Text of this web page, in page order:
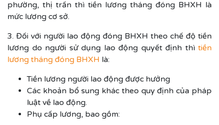
phường, thị trấn thì tiền lương tháng đóng BHXH là
mức lương cơ sở.
3. Đối với người lao động đóng BHXH theo chế độ tiền
lương do người sử dụng lao động quyết định thì tiền
lương tháng đóng BHXH là:
Tiền lương người lao động được hưởng
Các khoản bổ sung khác theo quy định của pháp
luật về lao động.
Phụ cấp lương, bao gồm: